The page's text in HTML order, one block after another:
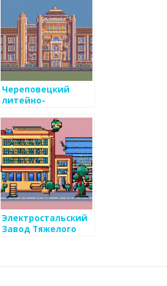
Череповецкий
литейно-
Электростальский
Завод Тяжелого